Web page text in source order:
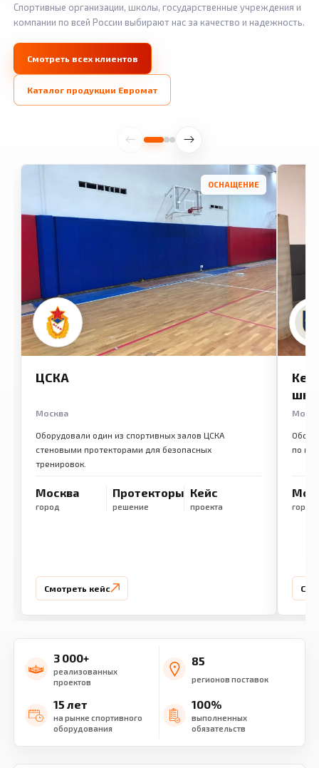
Спортивные организации, школы, государственные учреждения и
компании по всей России выбирают нас за качество и надежность.
Смотреть всех клиентов
Каталог продукции Евромат
ОСНАЩЕНИЕ
ЦСКА
Москва
Оборудовали один из спортивных залов ЦСКА
стеновыми протекторами для безопасных
тренировок.
Москва
город
Протекторы
решение
Кейс
проекта
Смотреть кейс
по
город
3 000+
реализованных
проектов
85
регионов поставок
15 лет
на рынке спортивного
оборудования
100%
выполненных
обязательств